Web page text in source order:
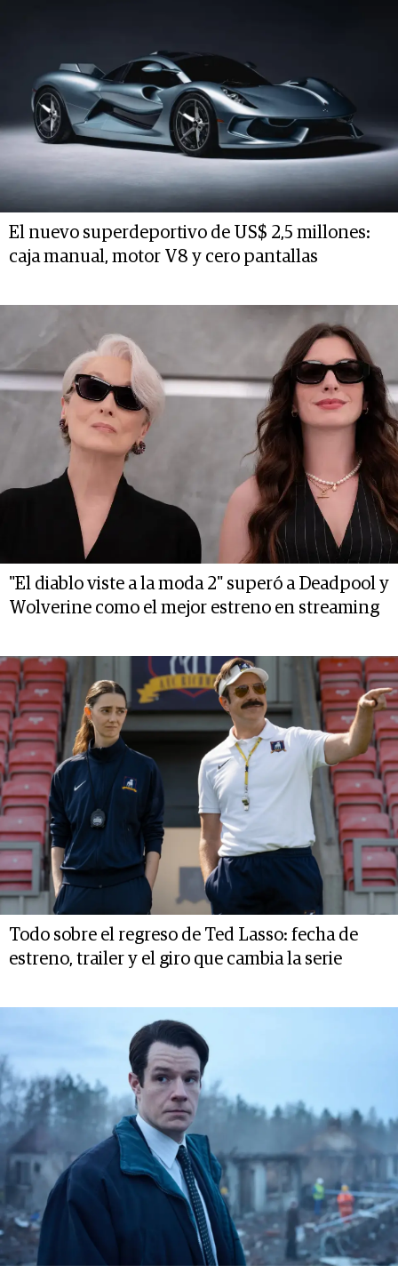
El nuevo superdeportivo de US$ 2,5 millones:
caja manual, motor V8 y cero pantallas
"El diablo viste a la moda 2" superó a Deadpool y
Wolverine como el mejor estreno en streaming
Todo sobre el regreso de Ted Lasso: fecha de
estreno, trailer y el giro que cambia la serie